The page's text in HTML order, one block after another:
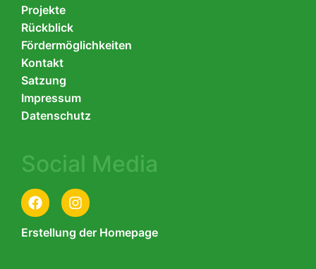
Projekte
Rückblick
Fördermöglichkeiten
Kontakt
Satzung
Impressum
Datenschutz
Social Media
Erstellung der Homepage